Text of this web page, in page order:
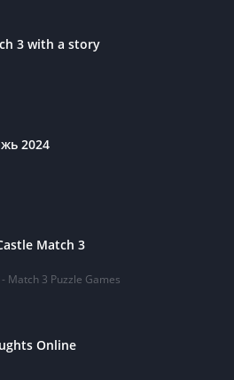
3 with a story
2024
Match 3
Match 3 Puzzle Games
Online